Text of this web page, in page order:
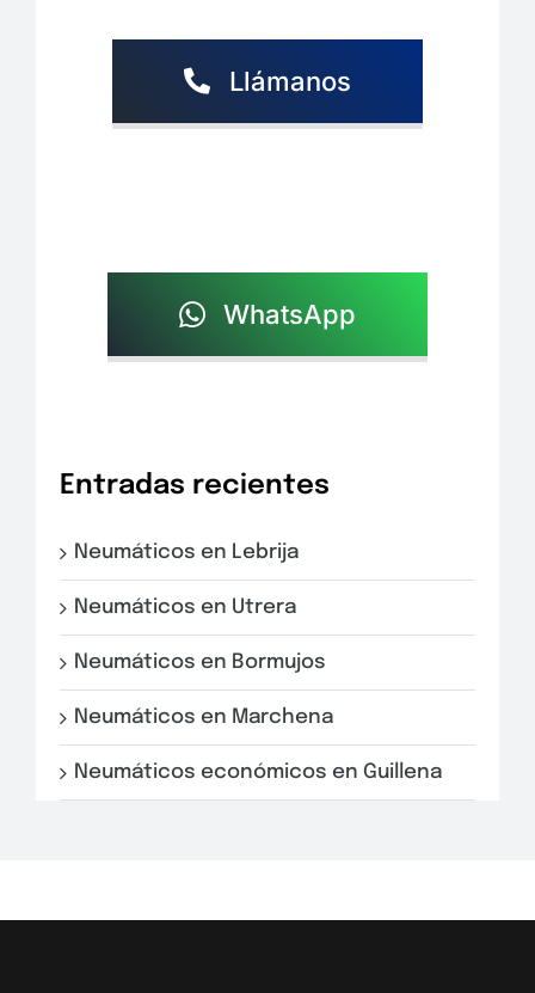
Llámanos
WhatsApp
Entradas recientes
Neumáticos en Lebrija
Neumáticos en Utrera
Neumáticos en Bormujos
Neumáticos en Marchena
Neumáticos económicos en Guillena